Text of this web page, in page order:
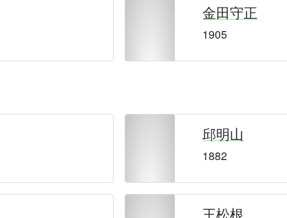
金田守正
1905
邱明山
1882
王松根